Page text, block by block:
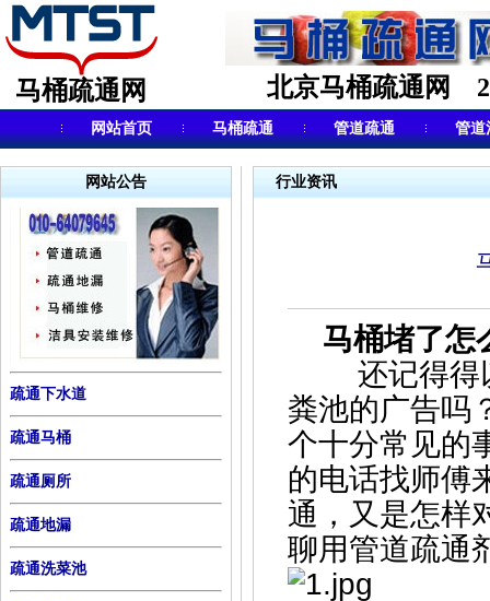
马桶疏通网 北京马桶疏通网
网站首页 马桶疏通 管道疏通 管道
网站公告
疏通下水道
疏通马桶
疏通厕所
疏通地漏
疏通洗菜池
行业资讯
马桶堵了怎
还记得得以
粪池的广告吗
个十分常见的
的电话找师傅
通，又是怎样
聊用管道疏通